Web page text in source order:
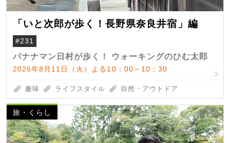
「いと次郎が歩く！長野県奈良井宿」編
#231
バナナマン日村が歩く！ ウォーキングのひむ太郎
2026年8月11日（火）よる10：00～10：30
趣味 ライフスタイル 自然・アウトドア
旅・くらし